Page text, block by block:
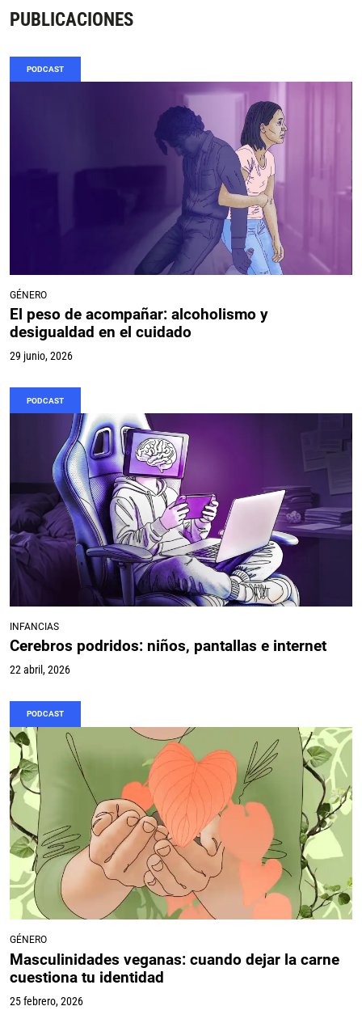
PUBLICACIONES
PODCAST
GÉNERO
El peso de acompañar: alcoholismo y
desigualdad en el cuidado
29 junio, 2026
PODCAST
INFANCIAS
Cerebros podridos: niños, pantallas e internet
22 abril, 2026
PODCAST
GÉNERO
Masculinidades veganas: cuando dejar la carne
cuestiona tu identidad
25 febrero, 2026